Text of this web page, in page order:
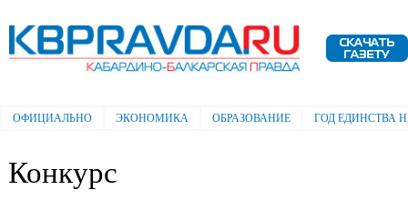
Электронная газета "Кабардино-
Балкарская правда"
Главное меню
ОФИЦИАЛЬНО ЭКОНОМИКА ОБРАЗОВАНИЕ ГОД ЕДИНСТВА
Конкурс